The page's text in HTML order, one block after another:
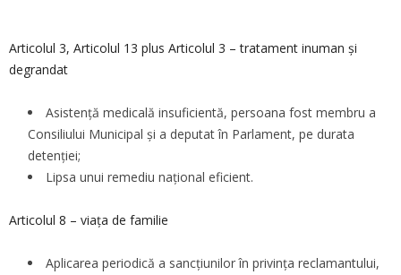
Articolul 3, Articolul 13 plus Articolul 3 – tratament inuman și
degrandat
Asistență medicală insuficientă, persoana fost membru a
Consiliului Municipal și a deputat în Parlament, pe durata
detenției;
Lipsa unui remediu național eficient.
Articolul 8 – viața de familie
Aplicarea periodică a sancțiunilor în privința reclamantului,